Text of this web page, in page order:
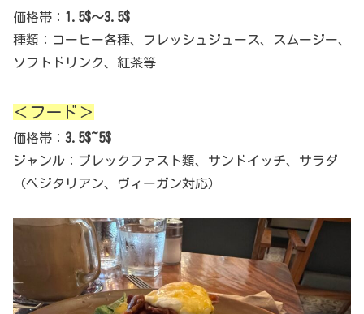
価格帯： 1.5$～3.5$
種類：コーヒー各種、フレッシュジュース、スムージー、
ソフトドリンク、紅茶等
＜フード＞
価格帯： 3.5$~5$
ジャンル：ブレックファスト類、サンドイッチ、サラダ
（ベジタリアン、ヴィーガン対応）